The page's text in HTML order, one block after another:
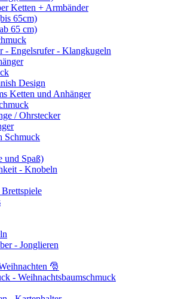
Ketten + Armbänder
65cm)
65 cm)
- Engelsrufer - Klangkugeln
Design
Ketten und Anhänger
/ Ohrstecker
Schmuck
und Spaß)
- Knobeln
- Jonglieren
🎅
- Weihnachtsbaumschmuck